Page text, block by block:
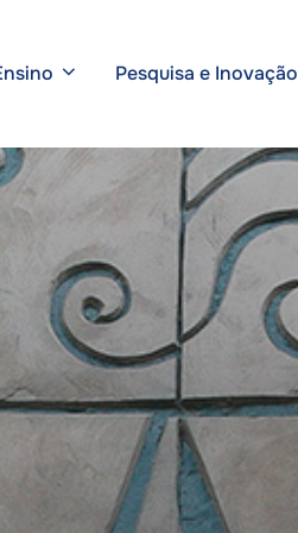
Pesquisa e Inovação